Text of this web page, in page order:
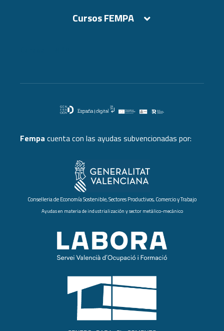
Cursos FEMPA
Fempa cuenta con las ayudas subvencionadas por:
Conselleria de Economía Sostenible, Sectores Productivos, Comercio y Trabajo
Ayudas en materia de industrialización y sector metálico-mecánico